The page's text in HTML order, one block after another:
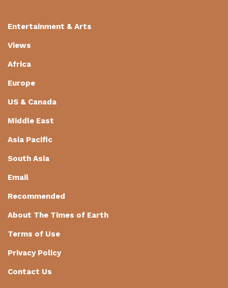
Entertainment & Arts
Views
Africa
Europe
US & Canada
Middle East
Asia Pacific
South Asia
Email
Recommended
About The Times of Earth
Terms of Use
Privacy Policy
Contact Us